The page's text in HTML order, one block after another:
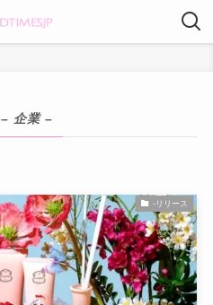
– 企業 –
-リリース